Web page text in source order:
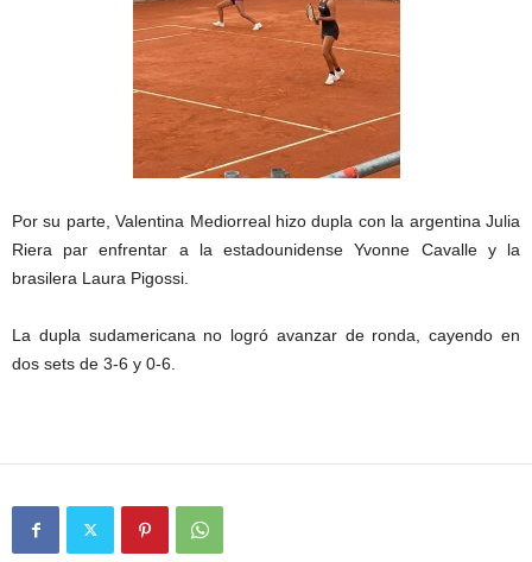
Por su parte, Valentina Mediorreal hizo dupla con la argentina Julia
Riera par enfrentar a la estadounidense Yvonne Cavalle y la
brasilera Laura Pigossi.
La dupla sudamericana no logró avanzar de ronda, cayendo en
dos sets de 3-6 y 0-6.